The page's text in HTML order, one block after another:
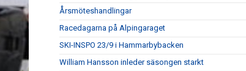
Årsmöteshandlingar
Racedagarna på Alpingaraget
SKI-INSPO 23/9 i Hammarbybacken
William Hansson inleder säsongen starkt